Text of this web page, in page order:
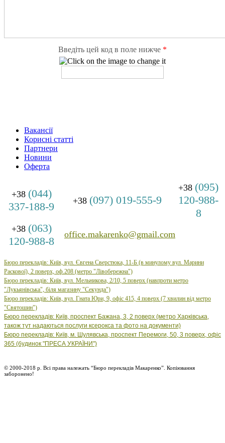
Введіть цей код в поле нижче *
Вакансії
Корисні статті
Партнери
Новини
Оферта
+38 (044)
337-188-9
+38 (097) 019-555-9
+38 (095)
120-988-
8
+38 (063)
120-988-8
office.makarenko@gmail.com
Бюро перекладів: Київ, вул. Євгена Сверстюка, 11-Б (в минулому вул. Марини
Раскової), 2 поверх, оф.208 (метро "Лівобережна")
Бюро перекладів: Київ, вул. Мельникова, 2/10, 5 поверх (навпроти метро
"Лукьянівська", біля магазину "Секунда")
Бюро перекладів: Київ, вул. Гната Юри, 9, офіс 415, 4 поверх (7 хвилин від метро
"Святошин")
Бюро перекладів: Київ, проспект Бажана, 3, 2 поверх (метро Харківська,
також тут надаються послуги ксерокса та фото на документи)
Бюро перекладів: Київ, м. Шулявська, проспект Перемоги, 50, 3 поверх, офіс
365 (будинок "ПРЕСА УКРАЇНИ")
© 2000-2018 р. Всі права належать “Бюро перекладів Макаренко”. Копіювання
заборонено!